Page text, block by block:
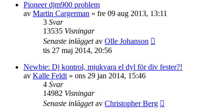
Pioneer djm900 problem
av Martin Cargerman » fre 09 aug 2013, 13:11
3 Svar
13535 Visningar
Senaste inläggetav Olle Johanson
tis 27 maj 2014, 20:56
Newbie: Dj kontrol, mjukvara el dyl för div fester?!
av Kalle Feldt » ons 29 jan 2014, 15:46
4 Svar
14982 Visningar
Senaste inläggetav Christopher Berg